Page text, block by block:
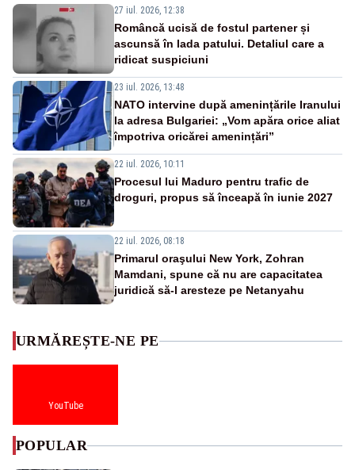
27 iul. 2026, 12:38
Româncă ucisă de fostul partener și
ascunsă în lada patului. Detaliul care a
ridicat suspiciuni
23 iul. 2026, 13:48
NATO intervine după amenințările Iranului
la adresa Bulgariei: „Vom apăra orice aliat
împotriva oricărei amenințări”
22 iul. 2026, 10:11
Procesul lui Maduro pentru trafic de
droguri, propus să înceapă în iunie 2027
22 iul. 2026, 08:18
Primarul oraşului New York, Zohran
Mamdani, spune că nu are capacitatea
juridică să-l aresteze pe Netanyahu
URMĂREȘTE-NE PE
YouTube
POPULAR